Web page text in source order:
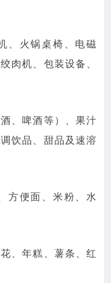
、火锅桌椅、电磁
肉机、包装设备、
、啤酒等）、果汁
饮品、甜品及速溶
方便面、米粉、水
、年糕、薯条、红